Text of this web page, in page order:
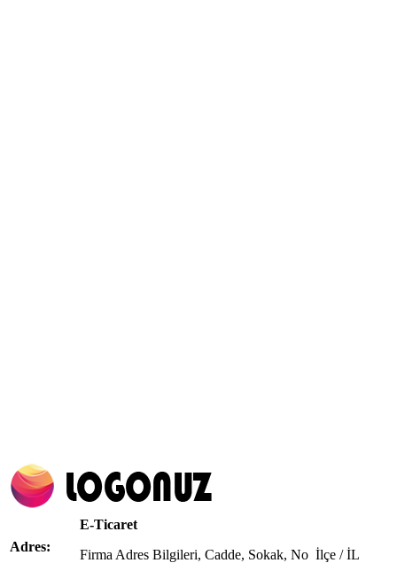
Adres:
E-Ticaret
Firma Adres Bilgileri, Cadde, Sokak, No İlçe / İL